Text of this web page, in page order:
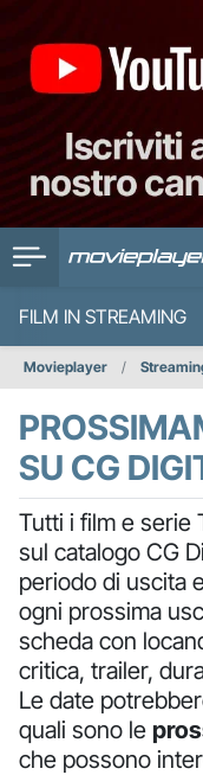
FILM IN STREAMING
Movieplayer
SU CG
Tutti i film e serie
sul catalogo CG
periodo di uscita
ogni prossima
scheda con
critica, trailer,
Le date
quali sono le
che possono